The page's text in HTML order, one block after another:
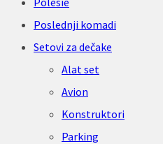
Poslednji komadi
Setovi za dečake
Alat set
Avion
Konstruktori
Parking